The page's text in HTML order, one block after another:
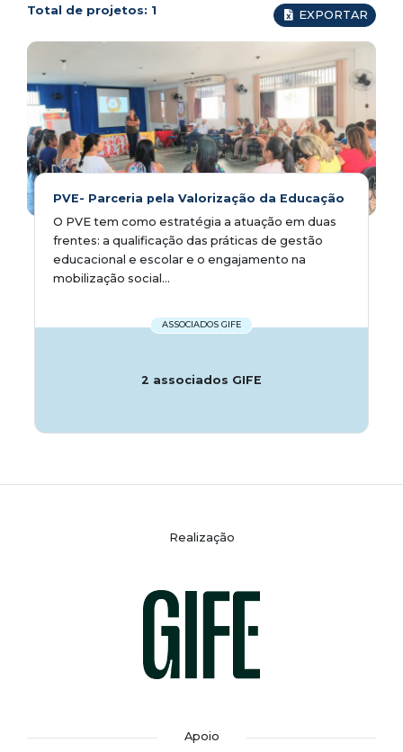
Total de projetos: 1 EXPORTAR
PVE- Parceria pela Valorização da Educação
O PVE tem como estratégia a atuação em duas
frentes: a qualificação das práticas de gestão
educacional e escolar e o engajamento na
mobilização social...
ASSOCIADOS GIFE
2 associados GIFE
Realização
Apoio